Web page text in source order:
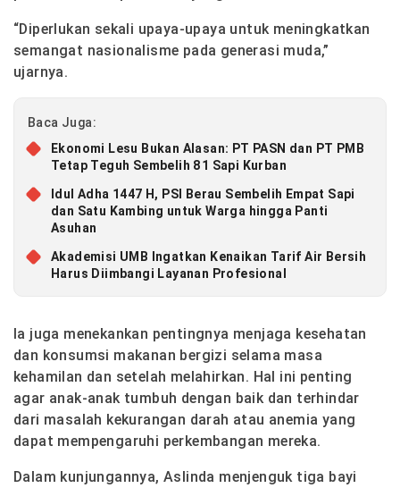
“Diperlukan sekali upaya-upaya untuk meningkatkan
semangat nasionalisme pada generasi muda,”
ujarnya.
Baca Juga:
Ekonomi Lesu Bukan Alasan: PT PASN dan PT PMB
Tetap Teguh Sembelih 81 Sapi Kurban
Idul Adha 1447 H, PSI Berau Sembelih Empat Sapi
dan Satu Kambing untuk Warga hingga Panti
Asuhan
Akademisi UMB Ingatkan Kenaikan Tarif Air Bersih
Harus Diimbangi Layanan Profesional
Ia juga menekankan pentingnya menjaga kesehatan
dan konsumsi makanan bergizi selama masa
kehamilan dan setelah melahirkan. Hal ini penting
agar anak-anak tumbuh dengan baik dan terhindar
dari masalah kekurangan darah atau anemia yang
dapat mempengaruhi perkembangan mereka.
Dalam kunjungannya, Aslinda menjenguk tiga bayi